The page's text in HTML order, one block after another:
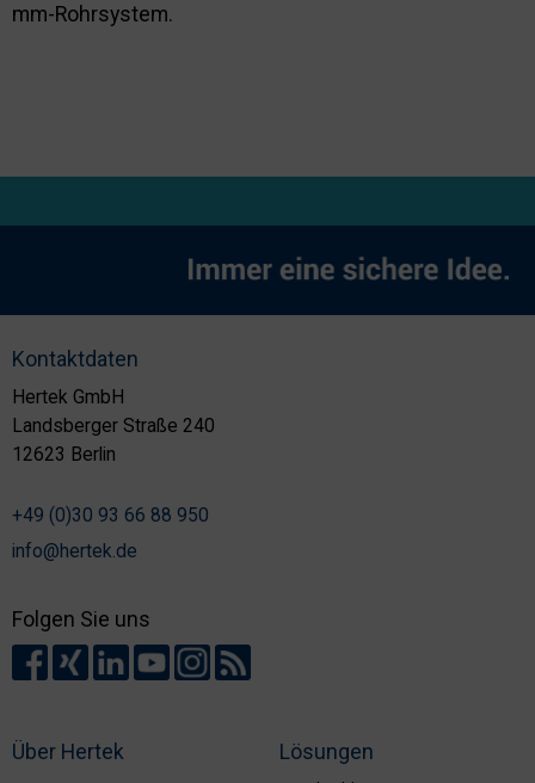
mm-Rohrsystem.
Über Hertek Lösungen
Kontaktdaten
Hertek GmbH
Landsberger Straße 240
12623 Berlin
+49 (0)30 93 66 88 950
info@hertek.de
Folgen Sie uns